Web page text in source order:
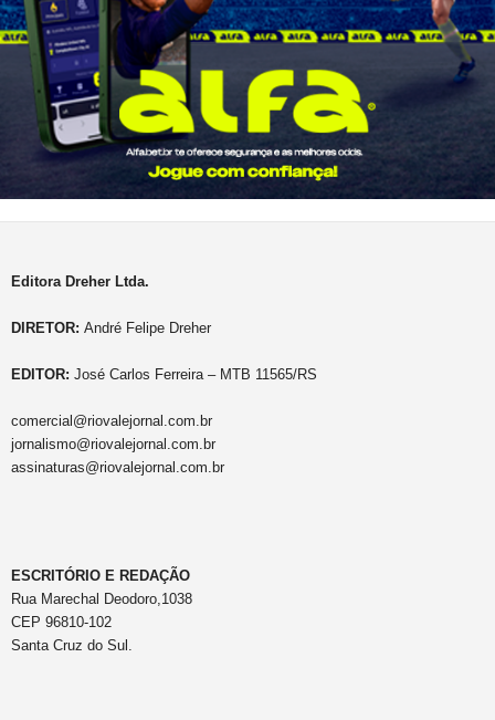
Editora Dreher Ltda.
DIRETOR: André Felipe Dreher
EDITOR: José Carlos Ferreira – MTB 11565/RS
comercial@riovalejornal.com.br
jornalismo@riovalejornal.com.br
assinaturas@riovalejornal.com.br
ESCRITÓRIO E REDAÇÃO
Rua Marechal Deodoro,1038
CEP 96810-102
Santa Cruz do Sul.